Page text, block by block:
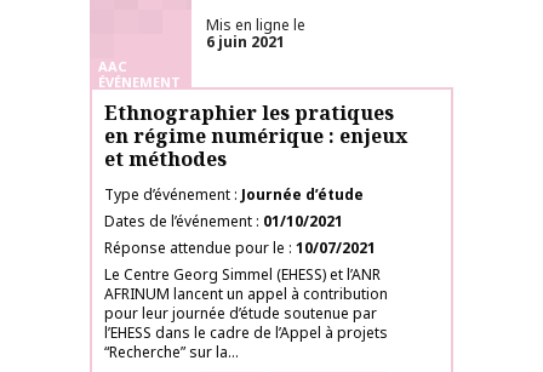
AAC
ÉVÉNEMENT
Mis en ligne le
6 juin 2021
Ethnographier les pratiques
en régime numérique : enjeux
et méthodes
Type d’événement Journée d’étude
Dates de l’événement 01/10/2021
Réponse attendue pour le 10/07/2021
Le Centre Georg Simmel (EHESS) et l’ANR
AFRINUM lancent un appel à contribution
pour leur journée d’étude soutenue par
l’EHESS dans le cadre de l’Appel à projets
“Recherche” sur la...